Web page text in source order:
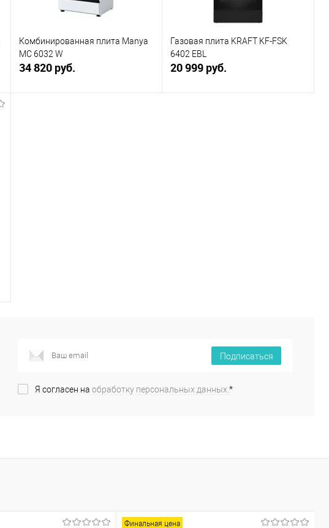
Комбинированная плита Manya
MC 6032 W
34 820 руб.
Газовая плита KRAFT KF-FSK
6402 EBL
20 999 руб.
Подписаться
Я согласен на обработку персональных данных. *
Финальная цена